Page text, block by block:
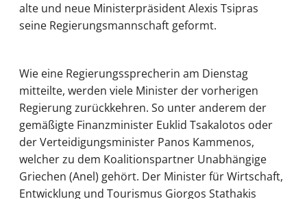
alte und neue Ministerpräsident Alexis Tsipras
seine Regierungsmannschaft geformt.
Wie eine Regierungssprecherin am Dienstag
mitteilte, werden viele Minister der vorherigen
Regierung zurückkehren. So unter anderem der
gemäßigte Finanzminister Euklid Tsakalotos oder
der Verteidigungsminister Panos Kammenos,
welcher zu dem Koalitionspartner Unabhängige
Griechen (Anel) gehört. Der Minister für Wirtschaft,
Entwicklung und Tourismus Giorgos Stathakis